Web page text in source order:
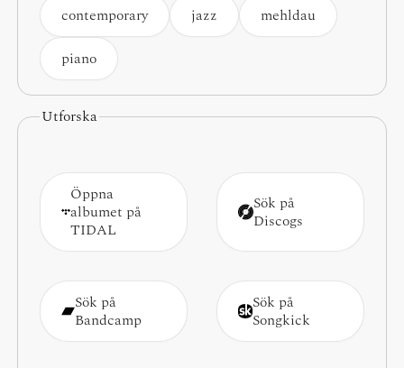
contemporary jazz
mehldau
piano
Utforska
Öppna
albumet på
TIDAL
Sök på
Discogs
Sök på
Bandcamp
Sök på
Songkick